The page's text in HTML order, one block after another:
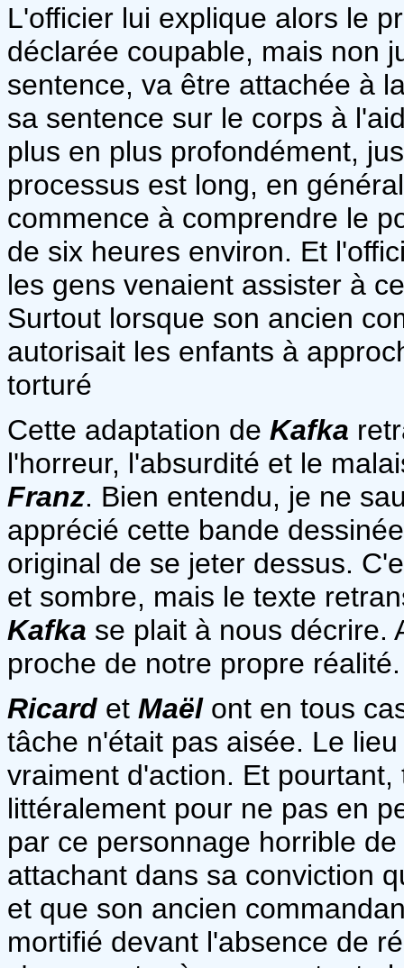
L'officier lui explique alors le
déclarée coupable, mais non
sentence, va être attachée à
sa sentence sur le corps à
plus en plus profondément,
processus est long, en
commence à comprendre le
de six heures environ. Et
les gens venaient assister à
Surtout lorsque son ancien
autorisait les enfants à
torturé
Cette adaptation de Kafka
l'horreur, l'absurdité et le
Franz. Bien entendu, je ne
apprécié cette bande
original de se jeter dessus.
et sombre, mais le texte
Kafka se plait à nous décrire.
proche de notre propre réalité.
Ricard et Maëlont en tous
tâche n'était pas aisée. Le
vraiment d'action. Et
littéralement pour ne pas en
par ce personnage horrible
attachant dans sa conviction
et que son ancien
mortifié devant l'absence de